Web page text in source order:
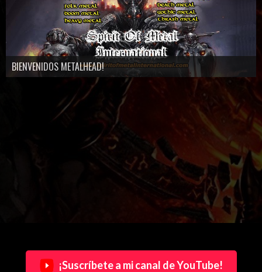
BIENVENIDOS METALHEAD!
¡Suscríbete a mi canal de YouTube!